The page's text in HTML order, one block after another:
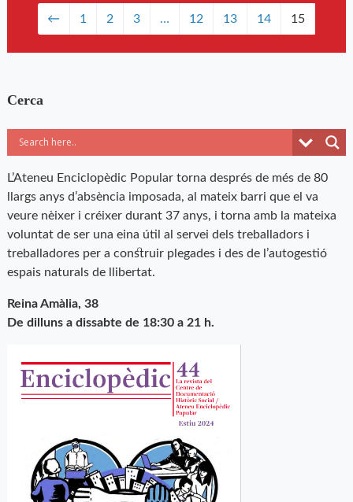
← 1 2 3 … 12 13 14 15
Cerca
L’Ateneu Enciclopèdic Popular torna després de més de 80
llargs anys d’absència imposada, al mateix barri que el va
veure nèixer i créixer durant 37 anys, i torna amb la mateixa
voluntat de ser una eina útil al servei dels treballadors i
treballadores per a construir plegades i des de l’autogestió
espais naturals de llibertat.
Reina Amàlia, 38
De dilluns a dissabte de 18:30 a 21 h.